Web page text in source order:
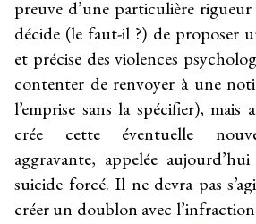
preuve d’une particulière
décide (le faut-il ?) de proposer
et précise des violences
contenter de renvoyer à une
l’emprise sans la spécifier), mais
crée cette éventuelle
aggravante, appelée
suicide forcé. Il ne devra pas
créer un doublon avec